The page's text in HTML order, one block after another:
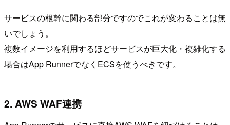
サービスの根幹に関わる部分ですのでこれが変わることは無
いでしょう。
複数イメージを利用するほどサービスが巨大化・複雑化する
場合はApp RunnerでなくECSを使うべきです。
2. AWS WAF連携